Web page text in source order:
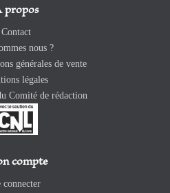
propos
Contact
nous ?
générales de vente
légales
Comité de rédaction
compte
connecter